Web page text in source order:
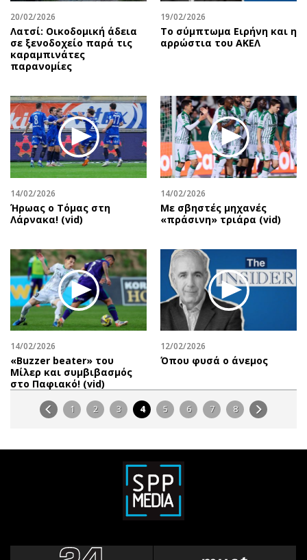
20/02/2026
Λατσί: Οικοδομική άδεια
σε ξενοδοχείο παρά τις
καραμπινάτες
παρανομίες
19/02/2026
Το σύμπτωμα Ειρήνη και η
αρρώστια του ΑΚΕΛ
14/02/2026
Ήρωας ο Τόμας στη
Λάρνακα! (vid)
14/02/2026
Με σβηστές μηχανές
«πράσινη» τριάρα (vid)
14/02/2026
«Βuzzer beater» του
Μίλερ και συμβιβασμός
στο Παφιακό! (vid)
12/02/2026
Όπου φυσά ο άνεμος
1 2 3 4 5 6 7 8